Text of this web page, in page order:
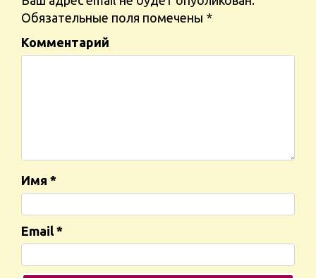
Обязательные поля помечены *
Комментарий
Имя *
Email *